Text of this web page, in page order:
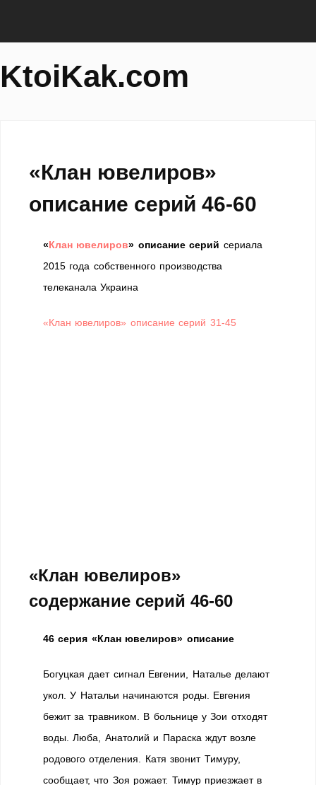
KtoiKak.com
«Клан ювелиров»
описание серий 46-60
«Клан ювелиров» описание серий сериала
2015 года собственного производства
телеканала Украина
«Клан ювелиров» описание серий 31-45
«Клан ювелиров»
содержание серий 46-60
46 серия «Клан ювелиров» описание
Богуцкая дает сигнал Евгении, Наталье делают
укол. У Натальи начинаются роды. Евгения
бежит за травником. В больнице у Зои отходят
воды. Люба, Анатолий и Параска ждут возле
родового отделения. Катя звонит Тимуру,
сообщает, что Зоя рожает. Тимур приезжает в